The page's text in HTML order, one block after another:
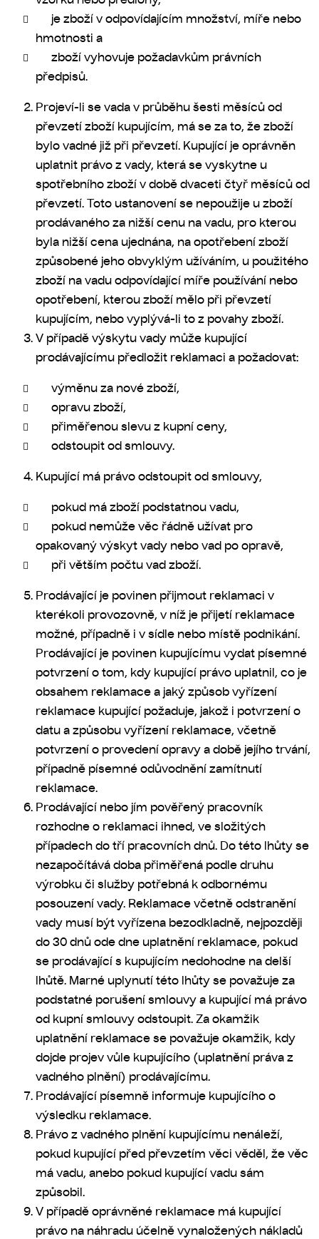
je zboží v odpovídajícím množství, míře nebo
hmotnosti a
zboží vyhovuje požadavkům právních
předpisů.
Projeví-li se vada v průběhu šesti měsíců od
převzetí zboží kupujícím, má se za to, že zboží
bylo vadné již při převzetí. Kupující je oprávněn
uplatnit právo z vady, která se vyskytne u
spotřebního zboží v době dvaceti čtyř měsíců od
převzetí. Toto ustanovení se nepoužije u zboží
prodávaného za nižší cenu na vadu, pro kterou
byla nižší cena ujednána, na opotřebení zboží
způsobené jeho obvyklým užíváním, u použitého
zboží na vadu odpovídající míře používání nebo
opotřebení, kterou zboží mělo při převzetí
kupujícím, nebo vyplývá-li to z povahy zboží.
V případě výskytu vady může kupující
prodávajícímu předložit reklamaci a požadovat:
výměnu za nové zboží,
opravu zboží,
přiměřenou slevu z kupní ceny,
odstoupit od smlouvy.
Kupující má právo odstoupit od smlouvy,
pokud má zboží podstatnou vadu,
pokud nemůže věc řádně užívat pro
opakovaný výskyt vady nebo vad po opravě,
při větším počtu vad zboží.
Prodávající je povinen přijmout reklamaci v
kterékoli provozovně, v níž je přijetí reklamace
možné, případně i v sídle nebo místě podnikání.
Prodávající je povinen kupujícímu vydat písemné
potvrzení o tom, kdy kupující právo uplatnil, co je
obsahem reklamace a jaký způsob vyřízení
reklamace kupující požaduje, jakož i potvrzení o
datu a způsobu vyřízení reklamace, včetně
potvrzení o provedení opravy a době jejího trvání,
případně písemné odůvodnění zamítnutí
reklamace.
Prodávající nebo jím pověřený pracovník
rozhodne o reklamaci ihned, ve složitých
případech do tří pracovních dnů. Do této lhůty se
nezapočítává doba přiměřená podle druhu
výrobku či služby potřebná k odbornému
posouzení vady. Reklamace včetně odstranění
vady musí být vyřízena bezodkladně, nejpozději
do 30 dnů ode dne uplatnění reklamace, pokud
se prodávající s kupujícím nedohodne na delší
lhůtě. Marné uplynutí této lhůty se považuje za
podstatné porušení smlouvy a kupující má právo
od kupní smlouvy odstoupit. Za okamžik
uplatnění reklamace se považuje okamžik, kdy
dojde projev vůle kupujícího (uplatnění práva z
vadného plnění) prodávajícímu.
Prodávající písemně informuje kupujícího o
výsledku reklamace.
Právo z vadného plnění kupujícímu nenáleží,
pokud kupující před převzetím věci věděl, že věc
má vadu, anebo pokud kupující vadu sám
způsobil.
V případě oprávněné reklamace má kupující
právo na náhradu účelně vynaložených nákladů